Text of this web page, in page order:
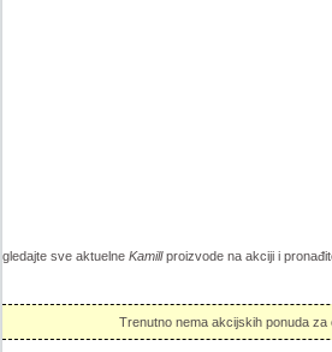
sve aktuelne Kamillproizvode na akciji i
Trenutno nema akcijskih ponuda za